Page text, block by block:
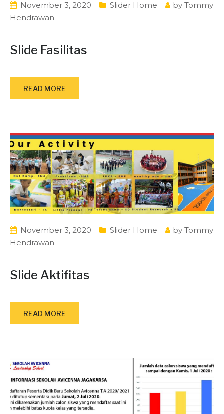
November 3, 2020 Slider Home by Tommy
Hendrawan
Slide Fasilitas
READ MORE
November 3, 2020 Slider Home by Tommy
Hendrawan
Slide Aktifitas
READ MORE